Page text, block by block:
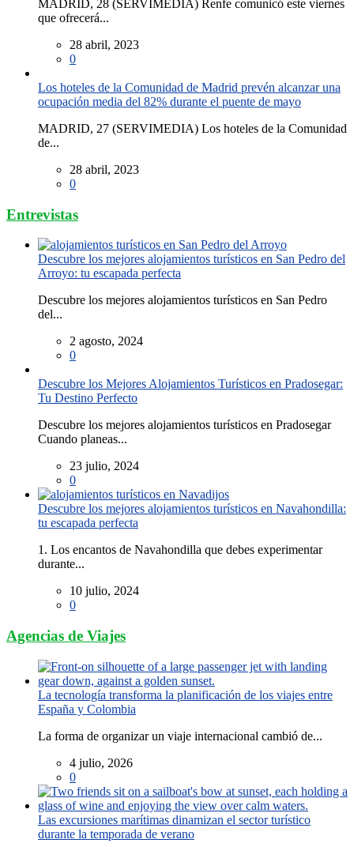
MADRID, 28 (SERVIMEDIA) Renfe comunicó este viernes
que ofrecerá...
28 abril, 2023
0
Los hoteles de la Comunidad de Madrid prevén alcanzar una
ocupación media del 82% durante el puente de mayo
MADRID, 27 (SERVIMEDIA) Los hoteles de la Comunidad
de...
28 abril, 2023
0
Entrevistas
Descubre los mejores alojamientos turísticos en San Pedro del
Arroyo: tu escapada perfecta
Descubre los mejores alojamientos turísticos en San Pedro
del...
2 agosto, 2024
0
Descubre los Mejores Alojamientos Turísticos en Pradosegar:
Tu Destino Perfecto
Descubre los mejores alojamientos turísticos en Pradosegar
Cuando planeas...
23 julio, 2024
0
Descubre los mejores alojamientos turísticos en Navahondilla:
tu escapada perfecta
1. Los encantos de Navahondilla que debes experimentar
durante...
10 julio, 2024
0
Agencias de Viajes
La tecnología transforma la planificación de los viajes entre
España y Colombia
La forma de organizar un viaje internacional cambió de...
4 julio, 2026
0
Las excursiones marítimas dinamizan el sector turístico
durante la temporada de verano